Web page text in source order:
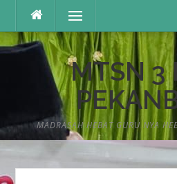
konten
Menu
MTSN 3
MADRASAH HEBAT GURU NYA